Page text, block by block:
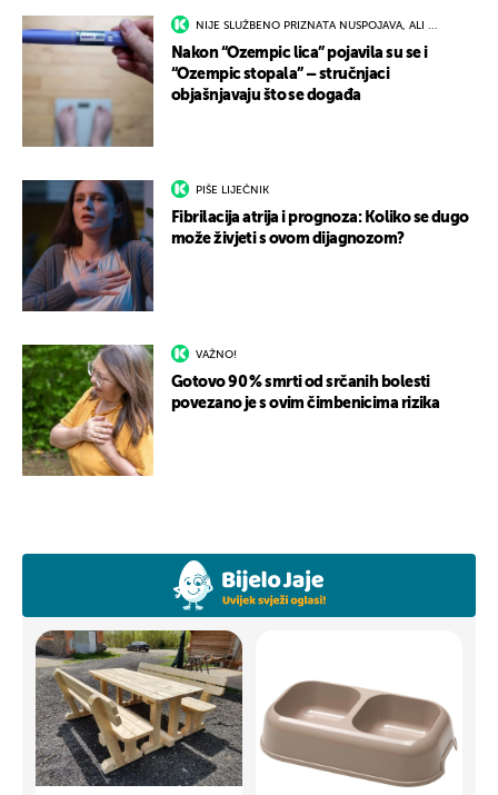
NIJE SLUŽBENO PRIZNATA NUSPOJAVA, ALI ...
Nakon “Ozempic lica” pojavila su se i
“Ozempic stopala” – stručnjaci
objašnjavaju što se događa
PIŠE LIJEČNIK
Fibrilacija atrija i prognoza: Koliko se dugo
može živjeti s ovom dijagnozom?
VAŽNO!
Gotovo 90 % smrti od srčanih bolesti
povezano je s ovim čimbenicima rizika